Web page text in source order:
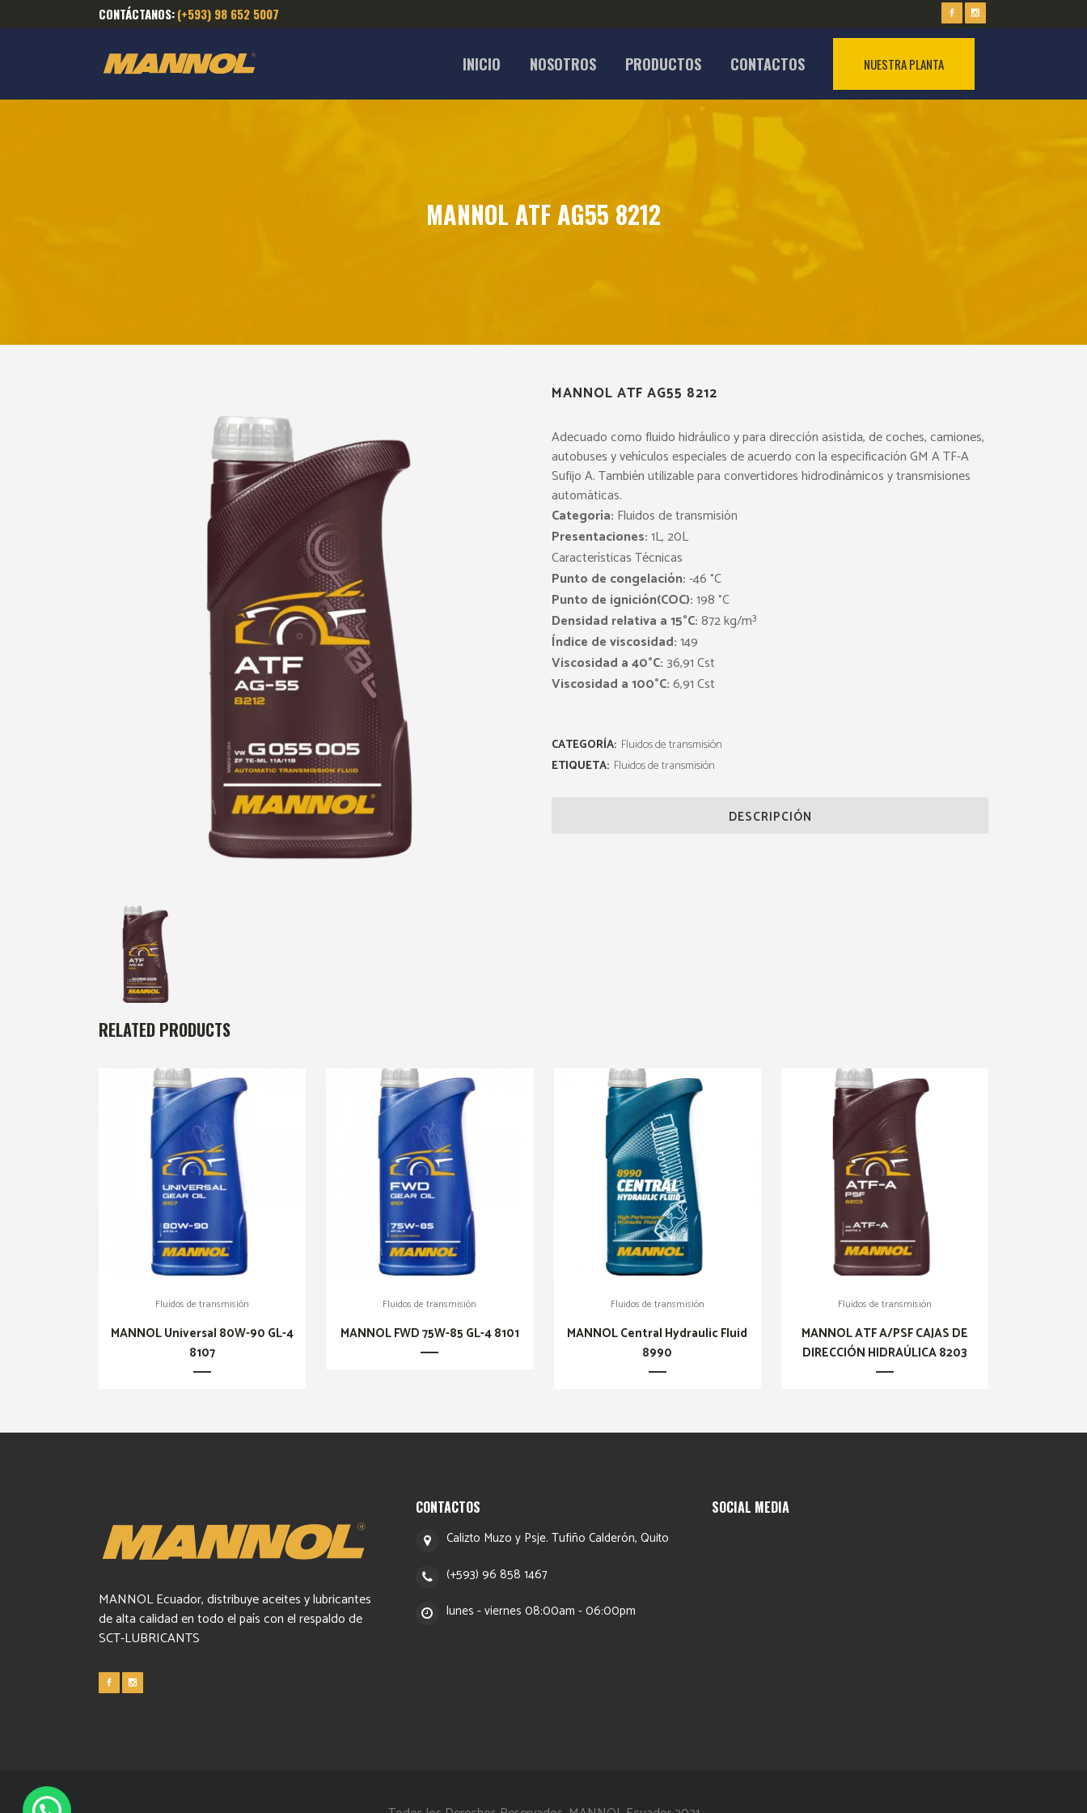
CONTÁCTANOS:(+593) 98 652 5007
NUESTRA PLANTA
INICIO NOSOTROS PRODUCTOS CONTACTOS
MANNOL ATF AG55 8212
MANNOL ATF AG55 8212
Adecuado como fluido hidráulico y para dirección asistida, de coches, camiones,
autobuses y vehículos especiales de acuerdo con la especificación GM A TF-A
Sufijo A. También utilizable para convertidores hidrodinámicos y transmisiones
automáticas.
Categoría: Fluidos de transmisión
Presentaciones:1L, 20L
Características Técnicas
Punto de congelación:-46 °C
Punto de ignición(COC):198 °C
Densidad relativa a 15°C:872 kg/m³
Índice de viscosidad:149
Viscosidad a 40°C:36,91 Cst
Viscosidad a 100°C:6,91 Cst
CATEGORÍA: Fluidos de transmisión
ETIQUETA: Fluidos de transmisión
DESCRIPCIÓN
RELATED PRODUCTS
Fluidos de transmisión
MANNOL Universal 80W-90 GL-4
8107
Fluidos de transmisión
MANNOL FWD 75W-85 GL-4 8101
Fluidos de transmisión
MANNOL Central Hydraulic Fluid
8990
Fluidos de transmisión
MANNOL ATF A/PSF CAJAS DE
DIRECCIÓN HIDRAÚLICA 8203
MANNOL Ecuador, distribuye aceites y lubricantes
de alta calidad en todo el país con el respaldo de
SCT-LUBRICANTS
CONTACTOS
Calizto Muzo y Psje. Tufiño Calderón, Quito
(+593) 96 858 1467
lunes - viernes 08:00am - 06:00pm
SOCIAL MEDIA